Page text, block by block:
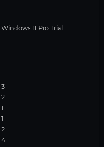
Windows 11 Pro Trial
3
2
1
1
2
4